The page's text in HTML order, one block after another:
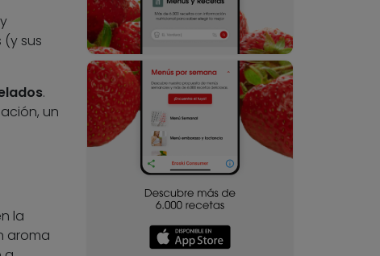
(y sus
.
un
la
aroma